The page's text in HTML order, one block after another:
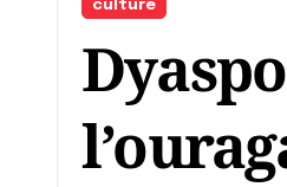
culture